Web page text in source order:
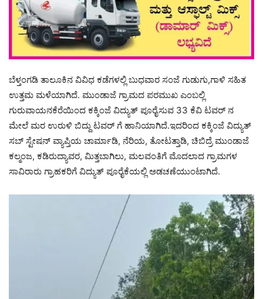
ಬೆಳ್ತಂಗಡಿ ತಾಲೂಕಿನ ವಿವಿಧ ಕಡೆಗಳಲ್ಲಿ ಬುಧವಾರ ಸಂಜೆ ಗುಡುಗು,ಗಾಳಿ ಸಹಿತ
ಉತ್ತಮ ಮಳೆಯಾಗಿದೆ. ಮುಂಡಾಜೆ ಗ್ರಾಮದ ಪರಮುಖ ಎಂಬಲ್ಲಿ
ಗುರುವಾಯನಕೆರೆಯಿಂದ ಕಕ್ಕಿಂಜೆ ವಿದ್ಯುತ್ ಪೂರೈಸುವ 33 ಕೆವಿ ಟವರ್ ನ
ಮೇಲೆ ಮರ ಉರುಳಿ ಬಿದ್ದು ಟವರ್ ಗೆ ಹಾನಿಯಾಗಿದೆ.ಇದರಿಂದ ಕಕ್ಕಿಂಜೆ ವಿದ್ಯುತ್
ಸಬ್ ಸ್ಟೇಷನ್ ವ್ಯಾಪ್ತಿಯ ಚಾರ್ಮಾಡಿ, ನೆರಿಯ, ತೋಟತ್ತಾಡಿ, ಚಿಬಿದ್ರೆ ಮುಂಡಾಜೆ
ಕಲ್ಮಂಜ, ಕಡಿರುದ್ಯಾವರ, ಮಿತ್ತಬಾಗಿಲು, ಮಲವಂತಿಗೆ ಮೊದಲಾದ ಗ್ರಾಮಗಳ
ಸಾವಿರಾರು ಗ್ರಾಹಕರಿಗೆ ವಿದ್ಯುತ್‌ ಪೂರೈಕೆಯಲ್ಲಿ ಅಡಚಣೆಯುಂಟಾಗಿದೆ.